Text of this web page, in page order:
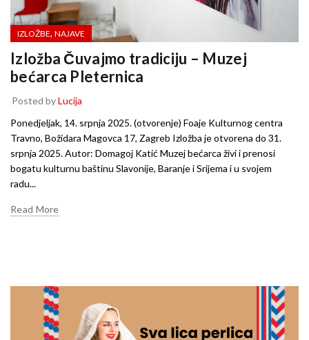
IZLOŽBE, NAJAVE
Izložba Čuvajmo tradiciju – Muzej
bećarca Pleternica
Posted byLucija
Ponedjeljak, 14. srpnja 2025. (otvorenje) Foaje Kulturnog centra
Travno, Božidara Magovca 17, Zagreb Izložba je otvorena do 31.
srpnja 2025. Autor: Domagoj Katić Muzej bećarca živi i prenosi
bogatu kulturnu baštinu Slavonije, Baranje i Srijema i u svojem
radu...
Read More